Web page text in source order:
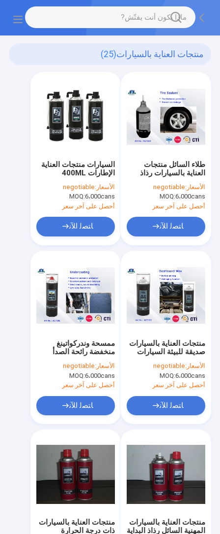
منتجات العناية بالسيارات(25)
السيارات منتجات العناية
الإطارات 400ML
الاطارات السدادة و نافخة
رش السائل طلاء
الأسعار:negotiable
MOQ:6،000cans
أحصل على آخر سعر
ﺎﺘﺼﻟ ﺍﻶﻧ
طلاء السائل منتجات
العناية بالسيارات رذاذ
إصلاح الإطارات
والإطارات نافخة أوم
الإطارات تسرب 400ML
الأسعار:negotiable
MOQ:6،000cans
أحصل على آخر سعر
ﺎﺘﺼﻟ ﺍﻶﻧ
ممسحة وندركواتينغ
منخفضة رائحة الصدأ
حماية تسرب رذاذ الإصلاح
الأسعار:negotiable
MOQ:6،000cans
أحصل على آخر سعر
ﺎﺘﺼﻟ ﺍﻶﻧ
منتجات العناية بالسيارات
صديقة للبيئة السيارات
لوحة الشمع البولندية
بروتكتانت / قمرة القيادة
رذاذ 400ML
الأسعار:negotiable
MOQ:6،000cans
أحصل على آخر سعر
ﺎﺘﺼﻟ ﺍﻶﻧ
منتجات العناية بالسيارات
ذات درجة الحرارة
منتجات العناية بالسيارات
المهنية السائل رذاذ البداية